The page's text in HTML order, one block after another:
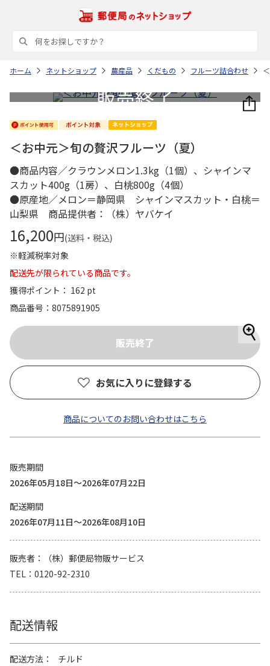
ホーム ネットショップ 農産品 くだもの フルーツ詰合わせ
＜お中元＞旬の贅沢フルーツ（夏）
●商品内容／クラウンメロン1.3kg（1個）、シャインマ
スカット400g（1房）、白桃800g（4個）
●原産地／メロン＝静岡県 シャインマスカット・白桃＝
山梨県 商品提供者：（株）ヤバケイ
16,200円(送料・税込)
※軽減税率対象
配送先が限られている商品です。
獲得ポイント： 162 pt
商品番号
8075891905
お気に入りに登録する
商品についてのお問い合わせはこちら
販売期間
2026年05月18日～2026年07月22日
配送期間
2026年07月11日～2026年08月10日
販売者
（株）郵便局物販サービス
TEL
0120-92-2310
配送情報
配送方法
チルド